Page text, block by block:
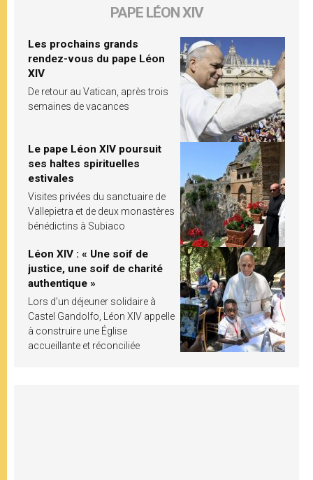
PAPE LÉON XIV
Les prochains grands
rendez-vous du pape Léon
XIV
De retour au Vatican, après trois
semaines de vacances
Le pape Léon XIV poursuit
ses haltes spirituelles
estivales
Visites privées du sanctuaire de
Vallepietra et de deux monastères
bénédictins à Subiaco
Léon XIV : « Une soif de
justice, une soif de charité
authentique »
Lors d’un déjeuner solidaire à
Castel Gandolfo, Léon XIV appelle
à construire une Église
accueillante et réconciliée